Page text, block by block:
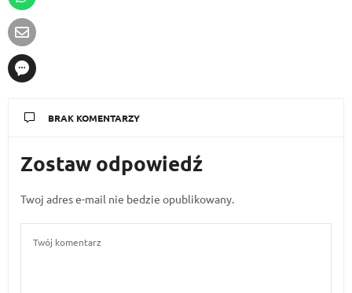
BRAK KOMENTARZY
Zostaw odpowiedź
Twoj adres e-mail nie bedzie opublikowany.